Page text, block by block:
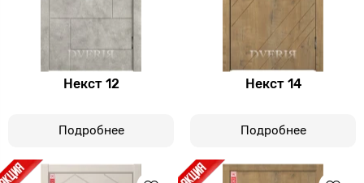
Некст 12
Подробнее
Некст 14
Подробнее